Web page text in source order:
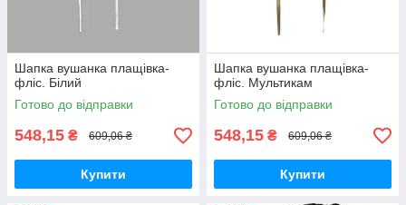
Шапка вушанка плащівка-
фліс. Білий
Готово до відправки
548,15 ₴ 609,06 ₴
Купити
Шапка вушанка плащівка-
фліс. Мультикам
Готово до відправки
548,15 ₴ 609,06 ₴
Купити